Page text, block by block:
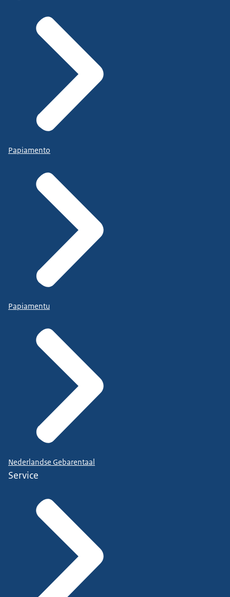
Papiamento
Papiamentu
Nederlandse Gebarentaal
Service